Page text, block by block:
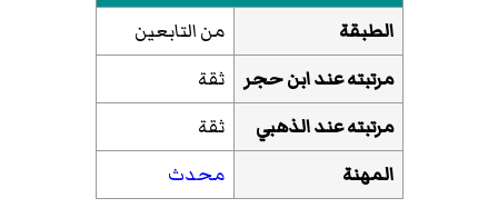
الطبقة
من التابعين
مرتبته عندابن حجر
ثقة
مرتبته عندالذهبي
ثقة
المهنة
محدث